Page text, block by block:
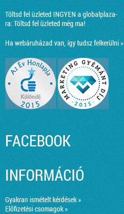
Töltsd fel üzleted INGYEN a globalplaza-
ra:Töltsd fel üzleted még ma!
Ha webáruházad van, így tudsz felkerülni »
FACEBOOK
INFORMÁCIÓ
Gyakran ismételt kérdések »
Előfizetési csomagok »